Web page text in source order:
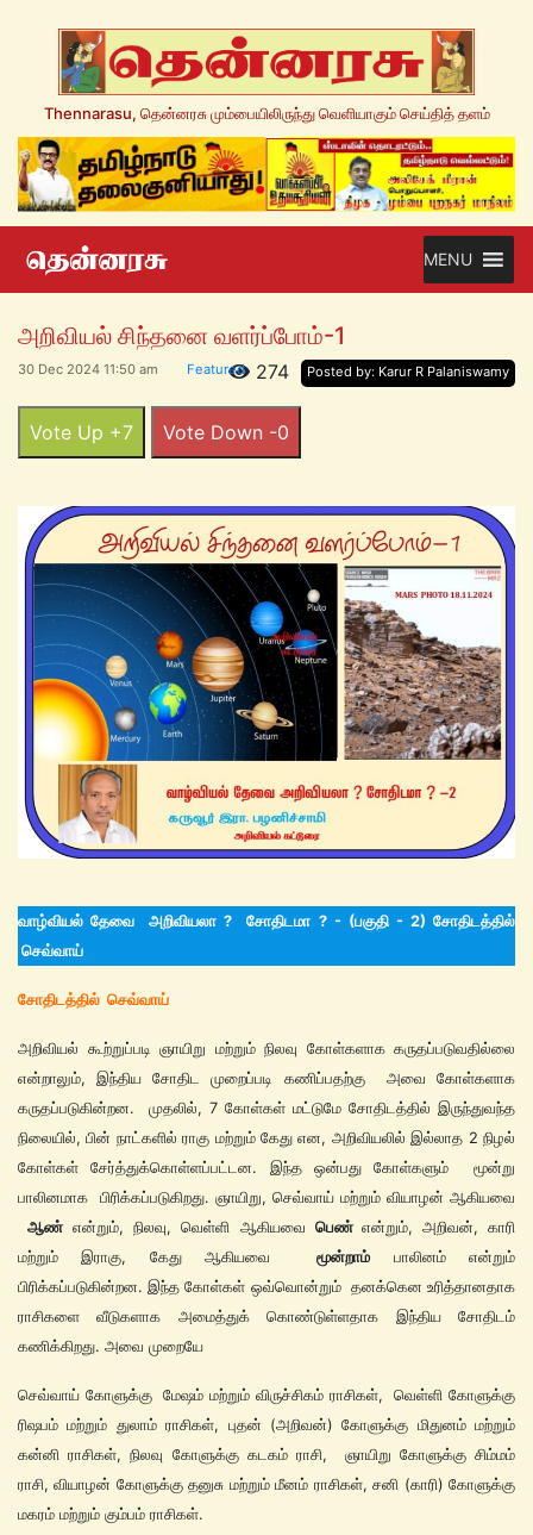
Thennarasu, தென்னரசு மும்பையிலிருந்து வெளியாகும் செய்தித் தளம்
MENU
அறிவியல் சிந்தனை வளர்ப்போம்-1
30 Dec 2024 11:50 am Featured Posted by: Karur R Palaniswamy
274
Vote Up +7 Vote Down -0
வாழ்வியல் தேவை அறிவியலா ? சோதிடமா ? - (பகுதி - 2) சோதிடத்தில்
செவ்வாய்
சோதிடத்தில் செவ்வாய்
அறிவியல் கூற்றுப்படி ஞாயிறு மற்றும் நிலவு கோள்களாக கருதப்படுவதில்லை
என்றாலும், இந்திய சோதிட முறைப்படி கணிப்பதற்கு அவை கோள்களாக
கருதப்படுகின்றன. முதலில், 7 கோள்கள் மட்டுமே சோதிடத்தில் இருந்துவந்த
நிலையில், பின் நாட்களில் ராகு மற்றும் கேது என, அறிவியலில் இல்லாத 2 நிழல்
கோள்கள் சேர்த்துக்கொள்ளப்பட்டன. இந்த ஒன்பது கோள்களும் மூன்று
பாலினமாக பிரிக்கப்படுகிறது. ஞாயிறு, செவ்வாய் மற்றும் வியாழன் ஆகியவை
ஆண்என்றும், நிலவு, வெள்ளி ஆகியவை பெண் என்றும், அறிவன், காரி
மற்றும் இராகு, கேது ஆகியவைமூன்றாம்பாலினம் என்றும்
பிரிக்கப்படுகின்றன. இந்த கோள்கள் ஒவ்வொன்றும் தனக்கென உரித்தானதாக
ராசிகளை வீடுகளாக அமைத்துக் கொண்டுள்ளதாக இந்திய சோதிடம்
கணிக்கிறது. அவை முறையே
செவ்வாய் கோளுக்கு மேஷம் மற்றும் விருச்சிகம் ராசிகள், வெள்ளி கோளுக்கு
ரிஷபம் மற்றும் துலாம் ராசிகள், புதன் (அறிவன்) கோளுக்கு மிதுனம் மற்றும்
கன்னி ராசிகள், நிலவு கோளுக்கு கடகம் ராசி, ஞாயிறு கோளுக்கு சிம்மம்
ராசி, வியாழன் கோளுக்கு தனுசு மற்றும் மீனம் ராசிகள், சனி (காரி) கோளுக்கு
மகரம் மற்றும் கும்பம் ராசிகள்.